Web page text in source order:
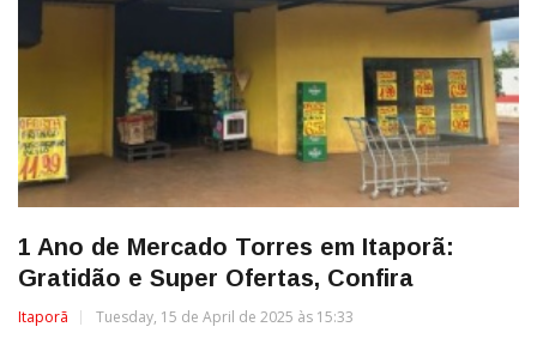
1 Ano de Mercado Torres em Itaporã:
Gratidão e Super Ofertas, Confira
Itaporã Tuesday, 15 de April de 2025 às 15:33